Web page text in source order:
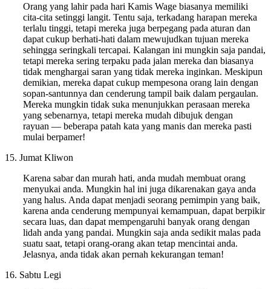
Orang yang lahir pada hari Kamis Wage biasanya memiliki
cita-cita setinggi langit. Tentu saja, terkadang harapan mereka
terlalu tinggi, tetapi mereka juga berpegang pada aturan dan
dapat cukup berhati-hati dalam mewujudkan tujuan mereka
sehingga seringkali tercapai. Kalangan ini mungkin saja pandai,
tetapi mereka sering terpaku pada jalan mereka dan biasanya
tidak menghargai saran yang tidak mereka inginkan. Meskipun
demikian, mereka dapat cukup mempesona orang lain dengan
sopan-santunnya dan cenderung tampil baik dalam pergaulan.
Mereka mungkin tidak suka menunjukkan perasaan mereka
yang sebenarnya, tetapi mereka mudah dibujuk dengan
rayuan — beberapa patah kata yang manis dan mereka pasti
mulai berpamer!
15. Jumat Kliwon
Karena sabar dan murah hati, anda mudah membuat orang
menyukai anda. Mungkin hal ini juga dikarenakan gaya anda
yang halus. Anda dapat menjadi seorang pemimpin yang baik,
karena anda cenderung mempunyai kemampuan, dapat berpikir
secara luas, dan dapat mempengaruhi banyak orang dengan
lidah anda yang pandai. Mungkin saja anda sedikit malas pada
suatu saat, tetapi orang-orang akan tetap mencintai anda.
Jelasnya, anda tidak akan pernah kekurangan teman!
16. Sabtu Legi